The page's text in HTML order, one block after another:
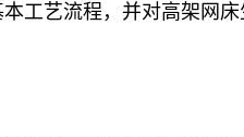
工艺流程，并对高架网